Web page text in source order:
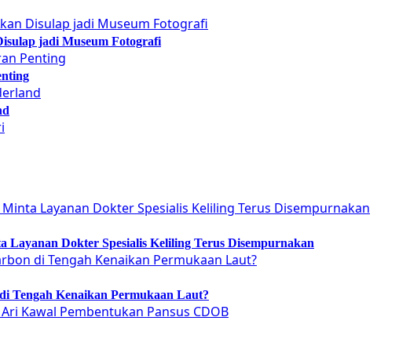
jadi Museum Fotografi
Dokter Spesialis Keliling Terus Disempurnakan
Tengah Kenaikan Permukaan Laut?